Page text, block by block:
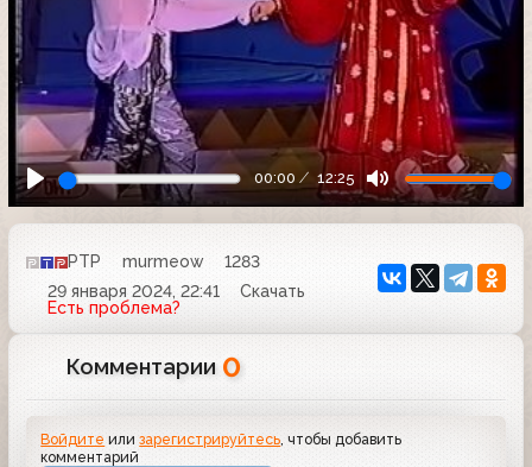
00:00 12:25
РТР murmeow
1283
29 января 2024, 22:41
Скачать
Есть проблема?
Комментарии 0
Войдите илизарегистрируйтесь , чтобы добавить
комментарий